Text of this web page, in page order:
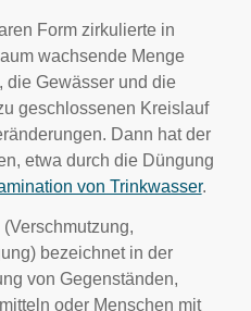
Form zirkulierte in
wachsende Menge
die Gewässer und die
geschlossenen Kreislauf
Dann hat der
etwa durch die Düngung
von Trinkwasser.
bezeichnet in der
von Gegenständen,
oder Menschen mit